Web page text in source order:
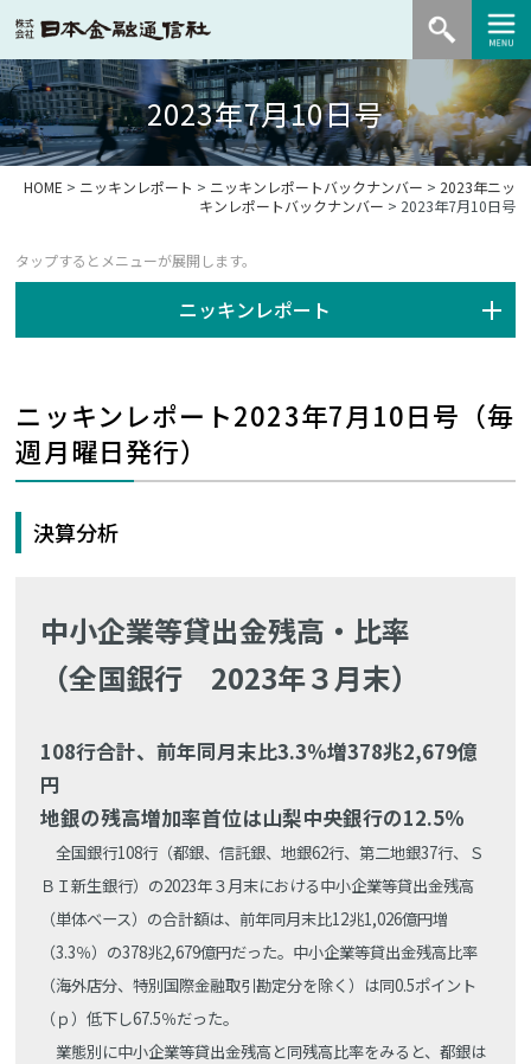
2023年7月10日号
HOME > ニッキンレポート > ニッキンレポートバックナンバー > 2023年ニッ
キンレポートバックナンバー > 2023年7月10日号
ニッキンレポート
ニッキンレポート2023年7月10日号（毎
週月曜日発行）
決算分析
中小企業等貸出金残高・比率
（全国銀行 2023年３月末）
108行合計、前年同月末比3.3％増378兆2,679億
円
地銀の残高増加率首位は山梨中央銀行の12.5％
全国銀行108行（都銀、信託銀、地銀62行、第二地銀37行、Ｓ
ＢＩ新生銀行）の2023年３月末における中小企業等貸出金残高
（単体ベース）の合計額は、前年同月末比12兆1,026億円増
（3.3％）の378兆2,679億円だった。中小企業等貸出金残高比率
（海外店分、特別国際金融取引勘定分を除く）は同0.5ポイント
（ｐ）低下し67.5％だった。
業態別に中小企業等貸出金残高と同残高比率をみると、都銀は